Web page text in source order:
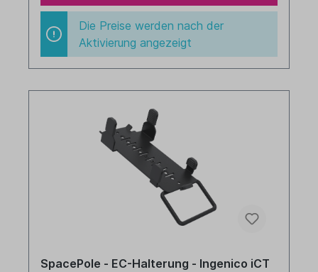
Die Preise werden nach der
Aktivierung angezeigt
SpacePole - EC-Halterung - Ingenico iCT